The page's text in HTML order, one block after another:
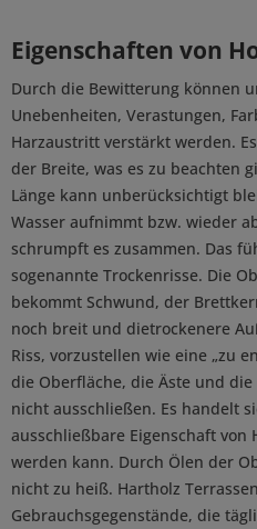
Eigenschaften von
Durch die Bewitterung können
Unebenheiten, Verastungen,
Harzaustritt verstärkt werden.
der Breite, was es zu beachten
Länge kann unberücksichtigt
Wasser aufnimmt bzw. wieder
schrumpft es zusammen. Das
sogenannte Trockenrisse. Die
bekommt Schwund, der
noch breit und dietrockenere
Riss, vorzustellen wie eine „zu
die Oberfläche, die Äste und
nicht ausschließen. Es handelt
ausschließbare Eigenschaft von
werden kann. Durch Ölen der
nicht zu heiß. Hartholz
Gebrauchsgegenstände, die